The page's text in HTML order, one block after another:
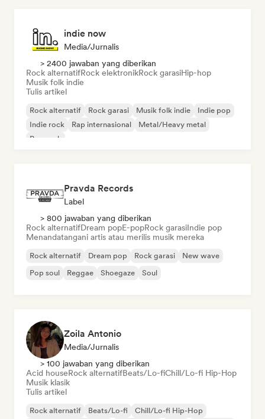
indie now
Media/Jurnalis
> 2400 jawaban yang diberikan
Rock alternatifRock elektronikRock garasiHip-hop
Musik folk indie
Tulis artikel
Rock alternatif Rock garasi Musik folk indie
Indie pop
Indie rock
Rap internasional
Metal/Heavy metal
Pop rock
Pravda Records
Label
> 800 jawaban yang diberikan
Rock alternatifDream popE-popRock garasiIndie pop
Menandatangani artis atau merilis musik mereka
Rock alternatif Dream pop Rock garasi
New wave
Pop soul
Reggae Shoegaze Soul
Zoila Antonio
Media/Jurnalis
> 100 jawaban yang diberikan
Acid houseRock alternatifBeats/Lo-fiChill/Lo-fi Hip-Hop
Musik klasik
Tulis artikel
Rock alternatif Beats/Lo-fi
Chill/Lo-fi Hip-Hop